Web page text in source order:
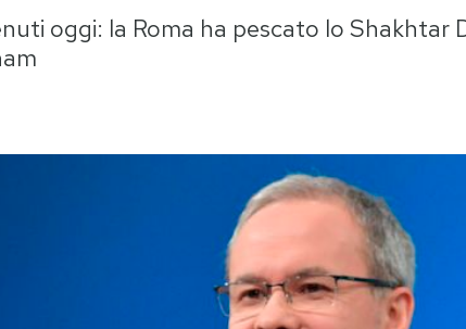
oggi: la Roma ha pescato lo Shakhtar